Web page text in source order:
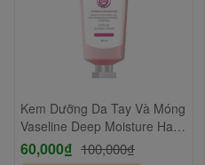
Kem Dưỡng Da Tay Và Móng
Vaseline Deep Moisture Hand
& Nail Cream 60ml
60,000₫ 100,000₫